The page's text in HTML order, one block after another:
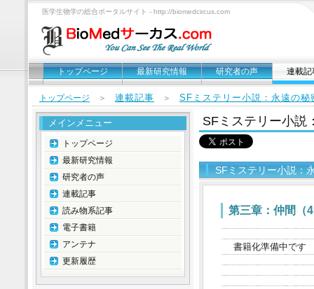
医学生物学の総合ポータルサイト - http://biomedcircus.com
トップページ 最新研究情報 研究者の声 連載記
トップページ ＞ 連載記事 ＞ SFミステリー小説：永遠の秘
SFミステリー小説
SFミステリー小説：
第三章：仲間（
書籍化準備中です
メインメニュー
トップページ
最新研究情報
研究者の声
連載記事
読み物系記事
電子書籍
アンテナ
更新履歴